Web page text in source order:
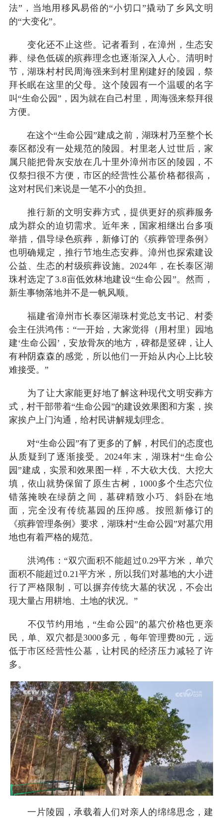
法”，当地用移风易俗的“小切口”撬动了乡风文明
的“大变化”。
变化还不止这些。记者看到，在漳州，生态安
葬、绿色低碳的殡葬理念也逐渐深入人心。清明时
节，湖珠村村民周海强来到村里刚建好的陵园，祭
拜长眠在这里的父母。这个陵园有一个温暖的名字
叫“生命公园”，因为就在自己村里，周海强来祭拜很
方便。
在这个“生命公园”建成之前，湖珠村乃至整个长
泰区都没有一处规范的陵园。村里老人过世后，家
属只能把骨灰安放在几十里外漳州市区的陵园，不
仅祭扫很不方便，市区的经营性公墓价格都很高，
这对村民们来说是一笔不小的负担。
推行新的文明安葬方式，提供更好的殡葬服务
成为群众的迫切需求。近年来，国家相继出台多项
举措，倡导绿色殡葬，新修订的《殡葬管理条例》
也明确规定，推行节地生态安葬。漳州也探索建设
公益、生态的村级殡葬设施。2024年，在长泰区湖
珠村选定了3.8亩低效林地建设“生命公园”。然而，
新生事物落地并不是一帆风顺。
福建省漳州市长泰区湖珠村党总支书记、村委
会主任洪鸿伟：“一开始，大家觉得（用村里）园地
建‘生命公园’，安放骨灰的地方，碑都是竖碑，让人
有种阴森森的感觉，所以他们一开始从内心上比较
难接受。”
为了让大家能更好地了解这种现代文明安葬方
式，村干部带着“生命公园”的建设效果图和方案，挨
家挨户上门沟通，给村民讲解规划理念。
对“生命公园”有了更多的了解，村民们的态度也
从质疑到了逐渐接受。2024年末，湖珠村“生命公
园”建成，实景和效果图一样，不大砍大伐、大挖大
填，依山就势保留了原生古树，1000多个生态穴位
错落掩映在绿荫之间，墓碑精致小巧、斜卧在地
面，完全没有传统墓园的压抑感。按照新修订的
《殡葬管理条例》要求，湖珠村“生命公园”对墓穴用
地也有着严格的规范。
洪鸿伟：“双穴面积不能超过0.29平方米，单穴
面积不能超过0.21平方米，所以我们对墓地的大小进
行了严格限制，可以摒弃传统大墓的状况，不会出
现大量占用耕地、土地的状况。”
不仅节约用地，“生命公园”的墓穴价格也更亲
民，单、双穴都是3000多元，每年管理费80元，远
低于市区经营性公墓，让村民的经济压力减轻了许
多。
一片陵园，承载着人们对亲人的绵绵思念，建